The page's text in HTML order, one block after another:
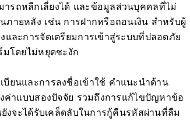
รถหลีกเลี่ยงได้ และข้อมูลส่วนบุคคลที่ไม่
ายหลัง เช่น การฝากหรือถอนเงิน สำหรับผู้
ละการจัดเตรียมการเข้าสู่ระบบที่ปลอดภัย
มโดยไม่หยุดชะงัก
ยนและการลงชื่อเข้าใช้ คำแนะนำด้าน
าแบบสองปัจจัย รวมถึงการแก้ไขปัญหาข้อ
จะได้รับเคล็ดลับในการกู้คืนรหัสผ่านที่ลืม